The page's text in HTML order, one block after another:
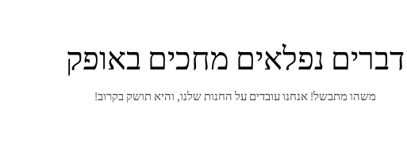
דברים נפלאים מחכים באופק
משהו מתבשל! אנחנו עובדים על החנות שלנו, והיא תושק בקרוב!